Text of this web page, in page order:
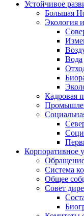
Устойчивое
Большая
Экология
Вода
Кадровая
Корпоративное
Система
Общее
Совет